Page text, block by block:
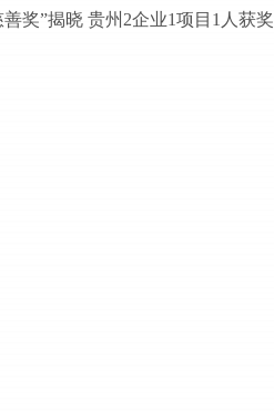
奖”揭晓 贵州2企业1项目1人获奖